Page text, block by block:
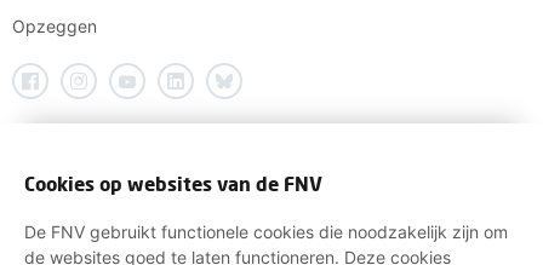
Opzeggen
Cookies op websites van de FNV
De FNV gebruikt functionele cookies die noodzakelijk zijn om
de websites goed te laten functioneren. Deze cookies